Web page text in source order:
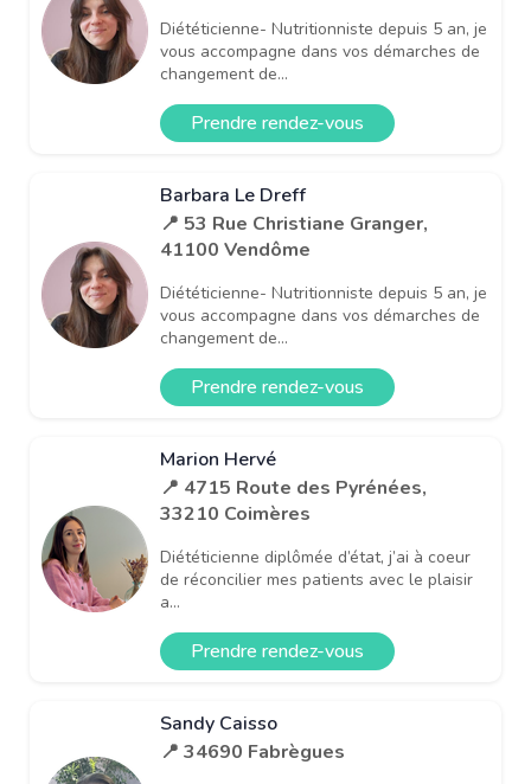
Diététicienne- Nutritionniste depuis 5 an, je
vous accompagne dans vos démarches de
changement de...
Prendre rendez-vous
Barbara Le Dreff
📍 53 Rue Christiane Granger,
41100 Vendôme
Diététicienne- Nutritionniste depuis 5 an, je
vous accompagne dans vos démarches de
changement de...
Prendre rendez-vous
Marion Hervé
📍 4715 Route des Pyrénées,
33210 Coimères
Diététicienne diplômée d’état, j’ai à coeur
de réconcilier mes patients avec le plaisir
a...
Prendre rendez-vous
Sandy Caisso
📍 34690 Fabrègues